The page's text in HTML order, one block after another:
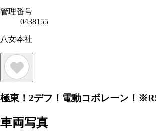
管理番号
0438155
八女本社
極東！2デフ！電動コボレーン！
車両写真